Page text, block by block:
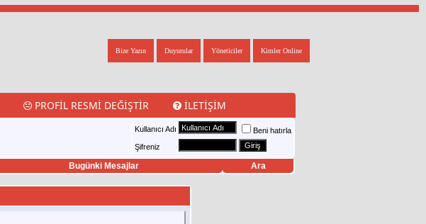
Kimler Online
Yöneticiler
Duyurular
Bize Yazın
PROFIL RESMI DEĞIŞTIR İLETIŞIM
Kullanıcı Adı
Beni hatırla
Şifreniz
Bugünki Mesajlar Ara